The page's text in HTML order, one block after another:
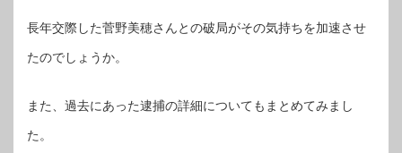
長年交際した菅野美穂さんとの破局がその気持ちを加速させ
たのでしょうか。
また、過去にあった逮捕の詳細についてもまとめてみまし
た。